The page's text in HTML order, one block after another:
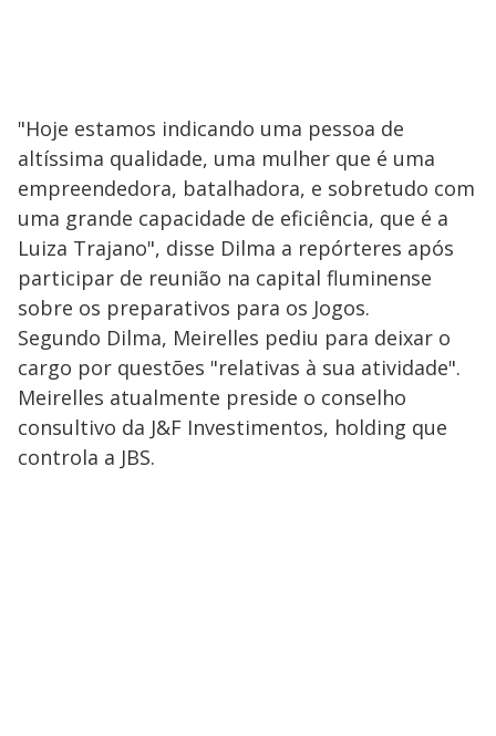
"Hoje estamos indicando uma pessoa de
altíssima qualidade, uma mulher que é uma
empreendedora, batalhadora, e sobretudo com
uma grande capacidade de eficiência, que é a
Luiza Trajano", disse Dilma a repórteres após
participar de reunião na capital fluminense
sobre os preparativos para os Jogos.
Segundo Dilma, Meirelles pediu para deixar o
cargo por questões "relativas à sua atividade".
Meirelles atualmente preside o conselho
consultivo da J&F Investimentos, holding que
controla a JBS.